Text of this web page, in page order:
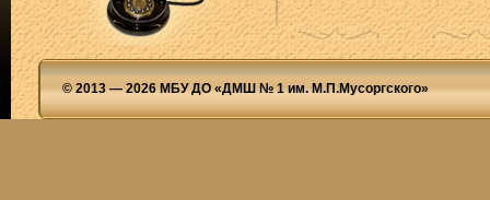
© 2013 — 2026 МБУ ДО «ДМШ № 1 им. М.П.Мусоргского»